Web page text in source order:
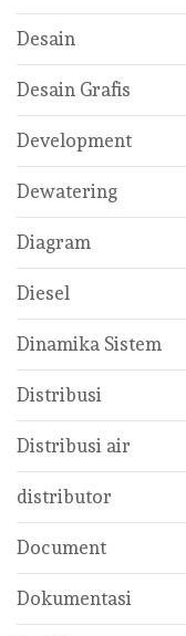
Desain
Desain Grafis
Development
Dewatering
Diagram
Diesel
Dinamika Sistem
Distribusi
Distribusi air
distributor
Document
Dokumentasi